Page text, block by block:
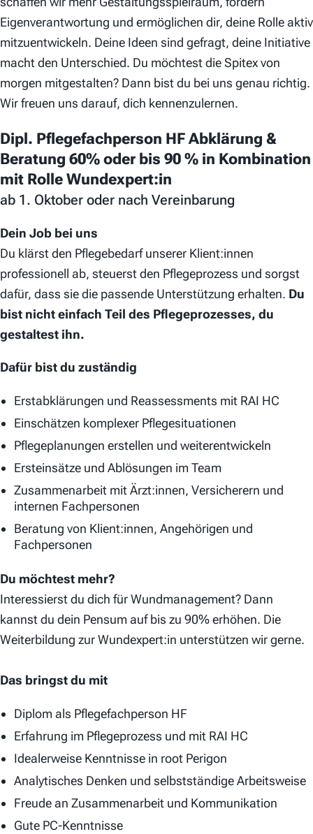
Eigenverantwortung und ermöglichen dir, deine Rolle aktiv
mitzuentwickeln. Deine Ideen sind gefragt, deine Initiative
macht den Unterschied. Du möchtest die Spitex von
morgen mitgestalten? Dann bist du bei uns genau richtig.
Wir freuen uns darauf, dich kennenzulernen.
Dipl. Pflegefachperson HF Abklärung &
Beratung 60% oder bis 90 % in Kombination
mit Rolle Wundexpert:in
ab 1. Oktober oder nach Vereinbarung
Dein Job bei uns
Du klärst den Pflegebedarf unserer Klient:innen
professionell ab, steuerst den Pflegeprozess und sorgst
dafür, dass sie die passende Unterstützung erhalten. Du
bist nicht einfach Teil des Pflegeprozesses, du
gestaltest ihn.
Dafür bist du zuständig
Erstabklärungen und Reassessments mit RAI HC
Einschätzen komplexer Pflegesituationen
Pflegeplanungen erstellen und weiterentwickeln
Ersteinsätze und Ablösungen im Team
Zusammenarbeit mit Ärzt:innen, Versicherern und
internen Fachpersonen
Beratung von Klient:innen, Angehörigen und
Fachpersonen
Du möchtest mehr?
Interessierst du dich für Wundmanagement? Dann
kannst du dein Pensum auf bis zu 90% erhöhen. Die
Weiterbildung zur Wundexpert:in unterstützen wir gerne.
Das bringst du mit
Diplom als Pflegefachperson HF
Erfahrung im Pflegeprozess und mit RAI HC
Idealerweise Kenntnisse in root Perigon
Analytisches Denken und selbstständige Arbeitsweise
Freude an Zusammenarbeit und Kommunikation
Gute PC-Kenntnisse